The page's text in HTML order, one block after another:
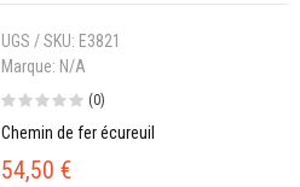
UGS / SKU: E3821
Marque: N/A
(0)
Chemin de fer écureuil
54,50 €